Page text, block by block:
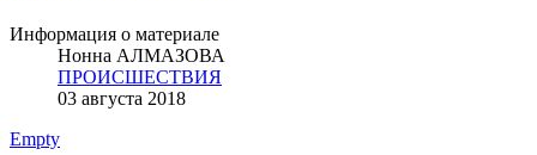
Информация о материале
Нонна АЛМАЗОВА
ПРОИСШЕСТВИЯ
03 августа 2018
Empty